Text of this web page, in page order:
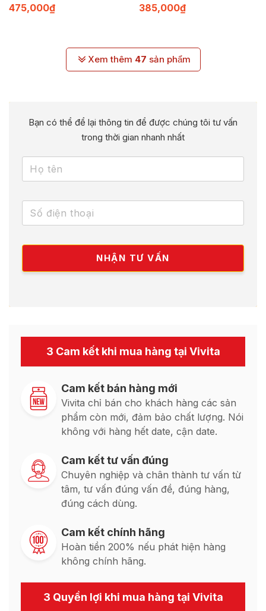
475,000₫ 385,000₫
Xem thêm 47 sản phẩm
Bạn có thể để lại thông tin để được chúng tôi tư vấn
trong thời gian nhanh nhất
3 Cam kết khi mua hàng tại Vivita
Cam kết bán hàng mới
Vivita chỉ bán cho khách hàng các sản
phẩm còn mới, đảm bảo chất lượng. Nói
không với hàng hết date, cận date.
Cam kết tư vấn đúng
Chuyên nghiệp và chân thành tư vấn từ
tâm, tư vấn đúng vấn đề, đúng hàng,
đúng cách dùng.
Cam kết chính hãng
Hoàn tiền 200% nếu phát hiện hàng
không chính hãng.
3 Quyền lợi khi mua hàng tại Vivita